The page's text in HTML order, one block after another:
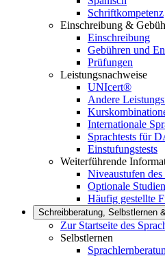
Schriftkompetenz
Einschreibung &
Einschreibung
Gebühren und
Prüfungen
Leistungsnachweise
UNIcert®
Andere
Internationale
Sprachtests für
Einstufungstests
Weiterführende
Niveaustufen des
Optionale
Häufig gestellte
Schreibberatung, Selbstlernen
Zur Startseite des
Selbstlernen